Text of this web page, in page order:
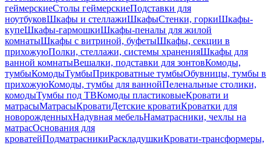
геймерскиеСтолы геймерскиеПодставки для
ноутбуковШкафы и стеллажиШкафыСтенки, горкиШкафы-
купеШкафы-гармошкиШкафы-пеналы для жилой
комнатыШкафы с витриной, буфетыШкафы, секции в
прихожуюПолки, стеллажи, системы храненияШкафы для
ванной комнатыВешалки, подставки для зонтовКомоды,
тумбыКомодыТумбыПрикроватные тумбыОбувницы, тумбы в
прихожуюКомоды, тумбы для ваннойПеленальные столики,
комодыТумбы под ТВКомоды пластиковыеКровати и
матрасыМатрасыКроватиДетские кроватиКроватки для
новорожденныхНадувная мебельНаматрасники, чехлы на
матрасОснования для
кроватейПодматрасникиРаскладушкиКровати-трансформеры,